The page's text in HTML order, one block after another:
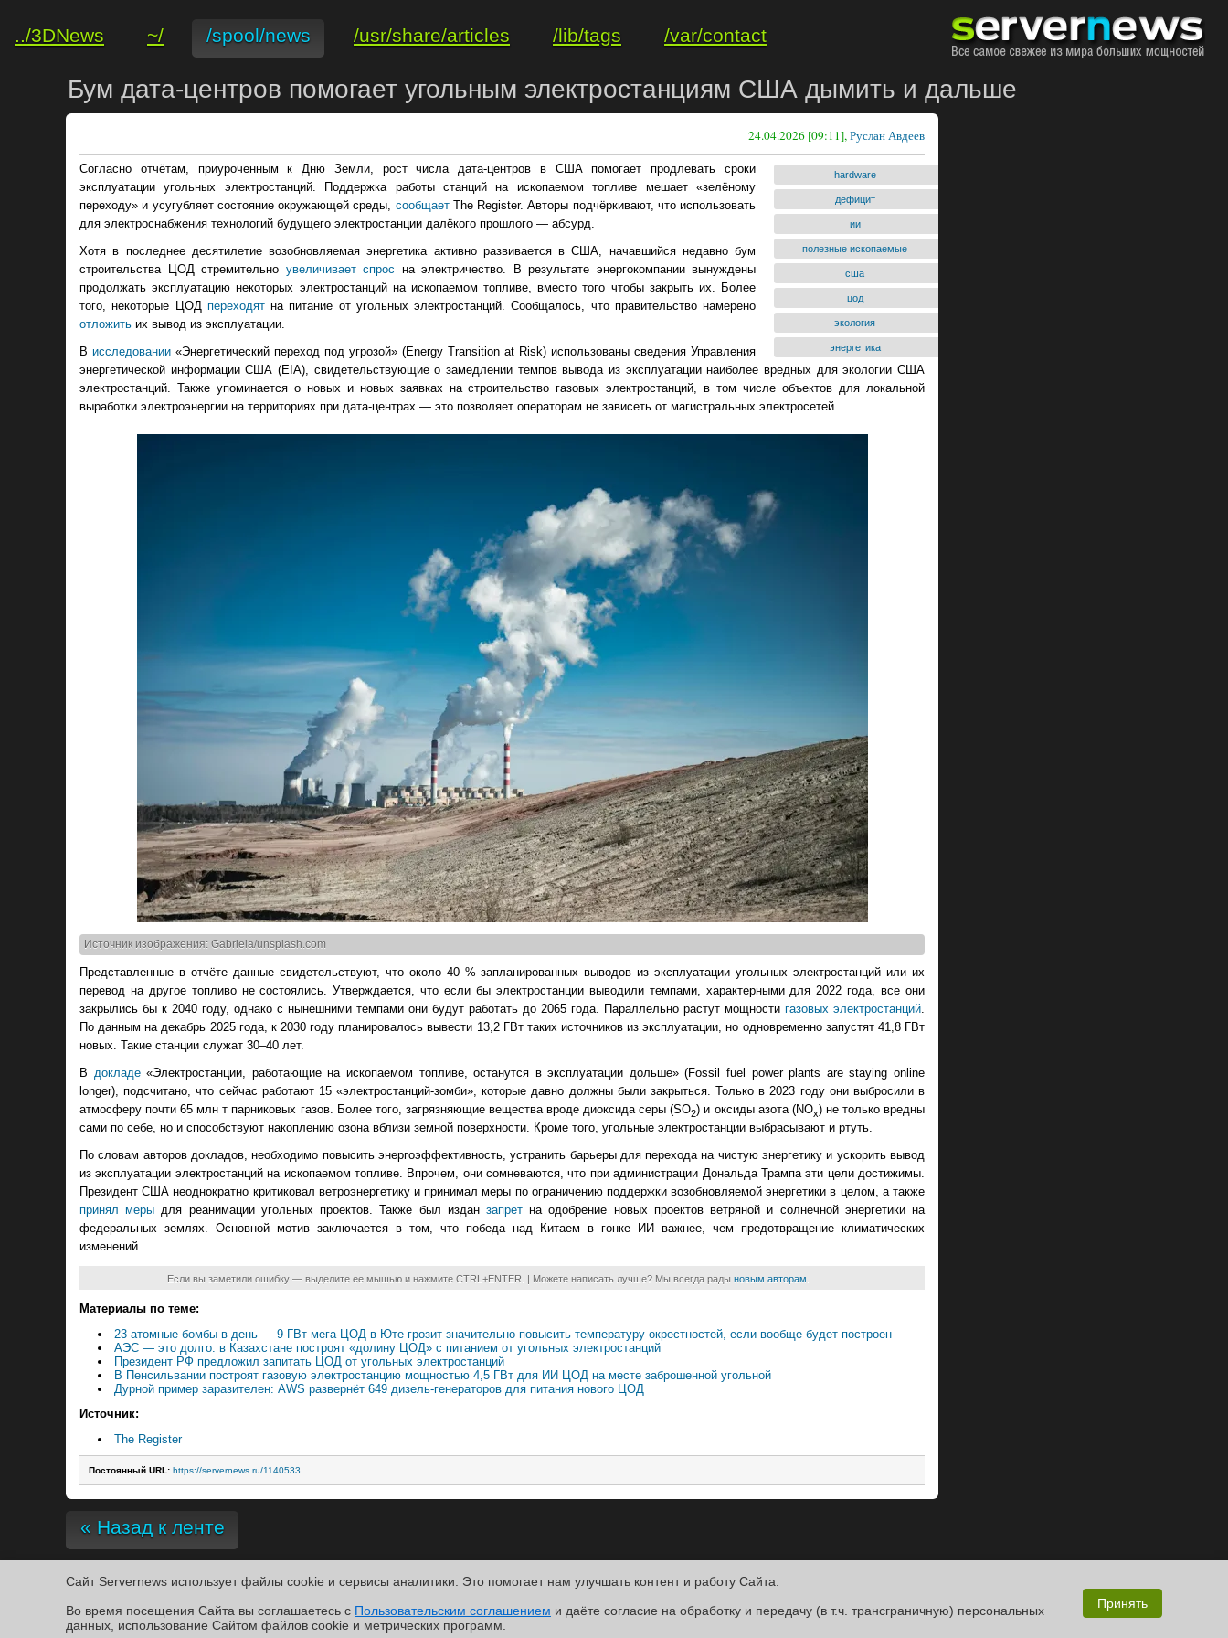
../3DNews ~/ /spool/news /usr/share/articles /lib/tags /var/contact
Бум дата-центров помогает угольным электростанциям США дымить и дальше
24.04.2026 [09:11],Руслан Авдеев
hardware
дефицит
ии
полезные ископаемые
сша
цод
экология
энергетика
Согласно отчётам, приуроченным к Дню Земли, рост числа дата-центров в США помогает продлевать сроки
эксплуатации угольных электростанций. Поддержка работы станций на ископаемом топливе мешает «зелёному
переходу» и усугубляет состояние окружающей среды, сообщаетThe Register. Авторы подчёркивают, что использовать
для электроснабжения технологий будущего электростанции далёкого прошлого — абсурд.
Хотя в последнее десятилетие возобновляемая энергетика активно развивается в США, начавшийся недавно бум
строительства ЦОД стремительно увеличивает спрос на электричество. В результате энергокомпании вынуждены
продолжать эксплуатацию некоторых электростанций на ископаемом топливе, вместо того чтобы закрыть их. Более
того, некоторые ЦОД переходятна питание от угольных электростанций. Сообщалось, что правительство намерено
отложить их вывод из эксплуатации.
В исследовании «Энергетический переход под угрозой» (Energy Transition at Risk) использованы сведения Управления
энергетической информации США (EIA), свидетельствующие о замедлении темпов вывода из эксплуатации наиболее вредных для экологии США
электростанций. Также упоминается о новых и новых заявках на строительство газовых электростанций, в том числе объектов для локальной
выработки электроэнергии на территориях при дата-центрах — это позволяет операторам не зависеть от магистральных электросетей.
Источник изображения: Gabriela/unsplash.com
Представленные в отчёте данные свидетельствуют, что около 40 % запланированных выводов из эксплуатации угольных электростанций или их
перевод на другое топливо не состоялись. Утверждается, что если бы электростанции выводили темпами, характерными для 2022 года, все они
закрылись бы к 2040 году, однако с нынешними темпами они будут работать до 2065 года. Параллельно растут мощности газовых электростанций
По данным на декабрь 2025 года, к 2030 году планировалось вывести 13,2 ГВт таких источников из эксплуатации, но одновременно запустят 41,8 ГВт
новых. Такие станции служат 30–40 лет.
В докладе«Электростанции, работающие на ископаемом топливе, останутся в эксплуатации дольше» (Fossil fuel power plants are staying online
longer), подсчитано, что сейчас работают 15 «электростанций-зомби», которые давно должны были закрыться. Только в 2023 году они выбросили в
атмосферу почти 65 млн т парниковых газов. Более того, загрязняющие вещества вроде диоксида серы (SO2) и оксиды азота (NOx) не только вредны
сами по себе, но и способствуют накоплению озона вблизи земной поверхности. Кроме того, угольные электростанции выбрасывают и ртуть.
По словам авторов докладов, необходимо повысить энергоэффективность, устранить барьеры для перехода на чистую энергетику и ускорить вывод
из эксплуатации электростанций на ископаемом топливе. Впрочем, они сомневаются, что при администрации Дональда Трампа эти цели достижимы.
Президент США неоднократно критиковал ветроэнергетику и принимал меры по ограничению поддержки возобновляемой энергетики в целом, а также
принял меры для реанимации угольных проектов. Также был изданзапрет на одобрение новых проектов ветряной и солнечной энергетики на
федеральных землях. Основной мотив заключается в том, что победа над Китаем в гонке ИИ важнее, чем предотвращение климатических
изменений.
Если вы заметили ошибку — выделите ее мышью и нажмите CTRL+ENTER. | Можете написать лучше? Мы всегда рады новым авторам
Материалы по теме:
23 атомные бомбы в день — 9-ГВт мега-ЦОД в Юте грозит значительно повысить температуру окрестностей, если вообще будет построен
АЭС — это долго: в Казахстане построят «долину ЦОД» с питанием от угольных электростанций
Президент РФ предложил запитать ЦОД от угольных электростанций
В Пенсильвании построят газовую электростанцию мощностью 4,5 ГВт для ИИ ЦОД на месте заброшенной угольной
Дурной пример заразителен: AWS развернёт 649 дизель-генераторов для питания нового ЦОД
Источник:
The Register
Постоянный URL: https://servernews.ru/1140533
« Назад к ленте
Copyright ©2010-2026 Servernews.Пользовательское соглашение.Защищено CURATOR.
По всем интересующим Вас вопросам, Вы можете направить сообщение нам в/var/contact
Сайт Servernews использует файлы cookie и сервисы аналитики. Это помогает нам улучшать контент и работу Cайта.
Во время посещения Cайта вы соглашаетесь с Пользовательским соглашением и даёте согласие на обработку и передачу (в т.ч. трансграничную) персональных
данных, использование Cайтом файлов cookie и метрических программ.
Принять